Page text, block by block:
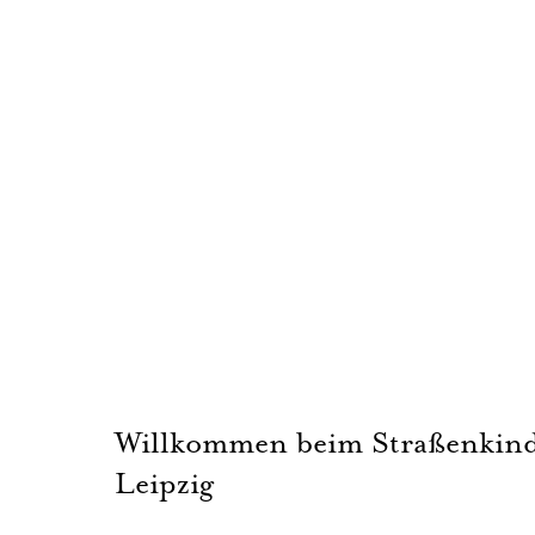
Willkommen beim
Leipzig